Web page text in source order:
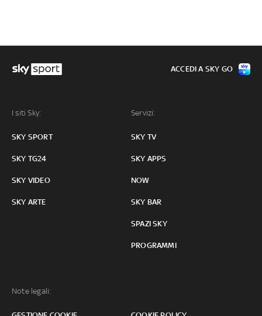
I siti Sky:
SKY SPORT
SKY TG24
SKY VIDEO
SKY ARTE
Servizi:
SKY TV
SKY APPS
NOW
SKY BAR
SPAZI SKY
PROGRAMMI
Note legali:
ACCEDI A SKY GO